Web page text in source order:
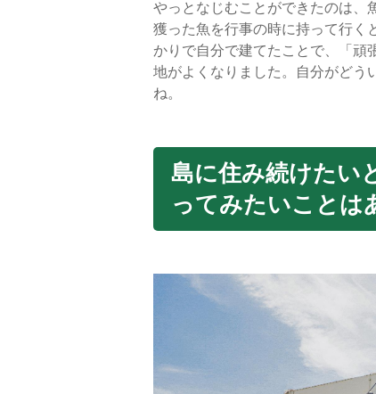
やっとなじむことができたのは、
獲った魚を行事の時に持って行く
かりで自分で建てたことで、「頑
地がよくなりました。自分がどう
ね。
島に住み続けたい
ってみたいことは